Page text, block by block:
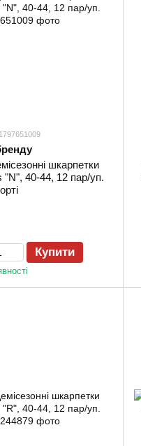
шкарпетки
40-44, 12 пар/уп.
Купити